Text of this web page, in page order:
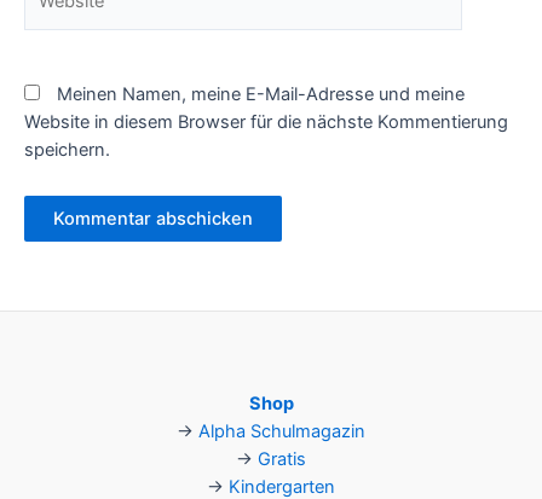
Meinen Namen, meine E-Mail-Adresse und meine
Website in diesem Browser für die nächste Kommentierung
speichern.
Shop
→ Alpha Schulmagazin
→ Gratis
→ Kindergarten